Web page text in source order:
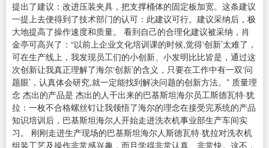
提出了建议：改进压装夹具，把支撑桶体的固定板加宽。这条建议
一提上去便得到了技术部门的认可：此建议可行。建议采纳后，极
大地提高了操作速度和质量。 看到自己的合理化建议被采纳，肖
金亭可高兴了：“以前上企业文化培训课的时候,觉得‘创新’太难了，
可在生产线上，我发现员工们的小创新、小发明比比皆是，通过这
次创新让我真正理解了海尔‘创新’的含义，只要在工作中有一双‘问
题眼’，认真体会研究,就一定能找到解决问题的创新方法。” 质量理
念 杰出的产品是 杰出的人干出来的巴基斯坦海尔员工斯德瓦特·犹
拉：一枚不合格螺丝钉让我领悟了海尔的理念在接受完系统的产品
知识培训后，巴基斯坦海尔人开始走进洗衣机事业部生产车间实
习。 刚刚走进生产现场的巴基斯坦海尔人斯德瓦特·犹拉对洗衣机
组装工艺及操作非常感兴趣，而且学得非常认真、非常快。这不，